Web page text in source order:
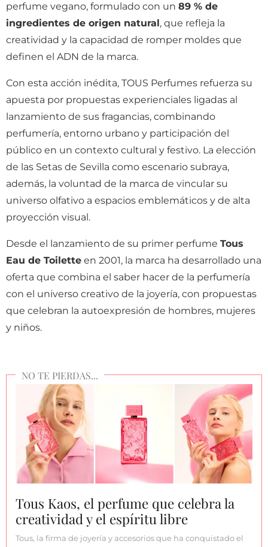
perfume vegano, formulado con un 89 % de
ingredientes de origen natural, que refleja la
creatividad y la capacidad de romper moldes que
definen el ADN de la marca.
Con esta acción inédita, TOUS Perfumes refuerza su
apuesta por propuestas experienciales ligadas al
lanzamiento de sus fragancias, combinando
perfumería, entorno urbano y participación del
público en un contexto cultural y festivo. La elección
de las Setas de Sevilla como escenario subraya,
además, la voluntad de la marca de vincular su
universo olfativo a espacios emblemáticos y de alta
proyección visual.
Desde el lanzamiento de su primer perfume Tous
Eau de Toilette en 2001, la marca ha desarrollado una
oferta que combina el saber hacer de la perfumería
con el universo creativo de la joyería, con propuestas
que celebran la autoexpresión de hombres, mujeres
y niños.
Tous Kaos, el perfume que celebra la
creatividad y el espíritu libre
Tous, la firma de joyería y accesorios que ha conquistado el